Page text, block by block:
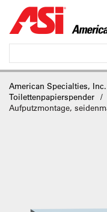
American Specialties, Inc.
Toilettenpapierspender
Aufputzmontage,